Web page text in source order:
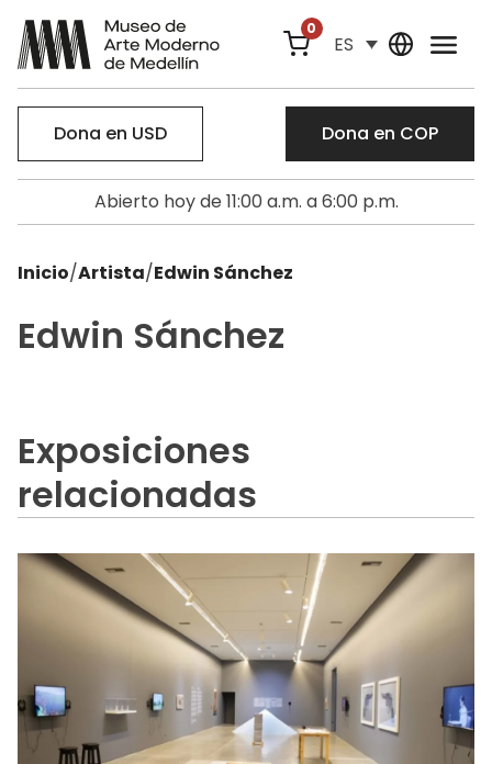
0
ES
Dona en USD Dona en COP
Abierto hoy de 11:00 a.m. a 6:00 p.m.
Inicio/Artista/Edwin Sánchez
Edwin Sánchez
Exposiciones
relacionadas